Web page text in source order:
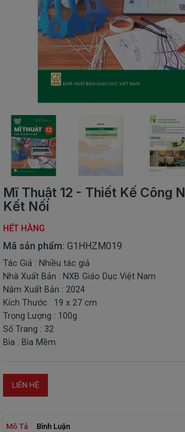
SÁCH
THIẾU
SÁCH
NGOẠI
NGỮ
VPP
-
ĐỒ
DÙNG
SINH
TẶNG
-
CHƠI
THIẾT
BỊ
STEM
Mĩ Thuật 12 - Thiết Kế Công
Kết Nối
HẾT HÀNG
Mã sản phẩm: G1HHZM019
Tác Giả : Nhiều tác giả
Nhà Xuất Bản : NXB Giáo Dục Việt Nam
Năm Xuất Bản : 2024
Kích Thước : 19 x 27 cm
Trọng Lượng : 100g
Số Trang : 32
Bìa : Bìa Mềm
LIÊN HỆ
Mô Tả Bình Luận